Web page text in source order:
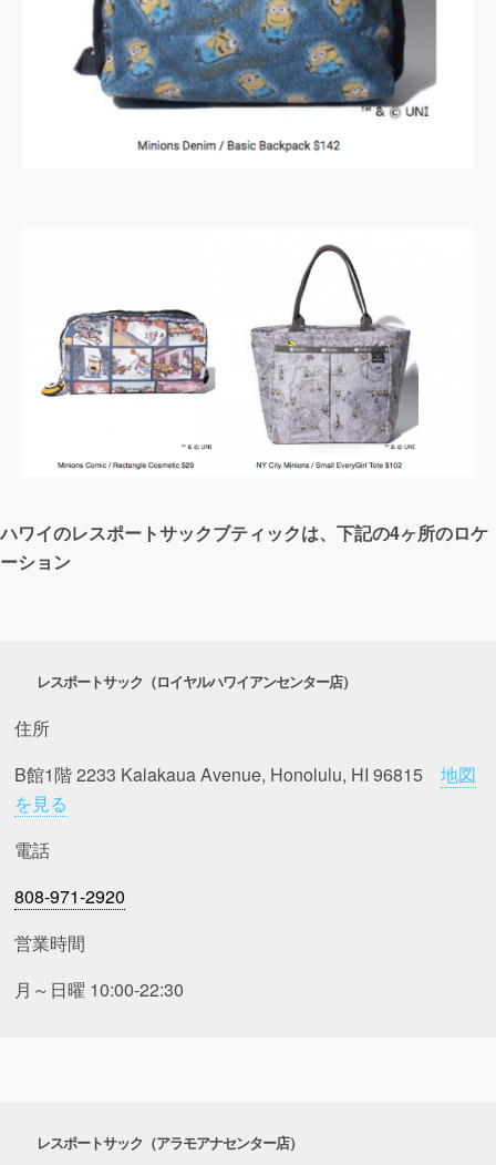
ハワイのレスポートサックブティックは、下記の4ヶ所のロケ
ーション
レスポートサック（ロイヤルハワイアンセンター店）
住所
B館1階 2233 Kalakaua Avenue, Honolulu, HI 96815地図
を見る
電話
808-971-2920
営業時間
月～日曜 10:00-22:30
レスポートサック（アラモアナセンター店）